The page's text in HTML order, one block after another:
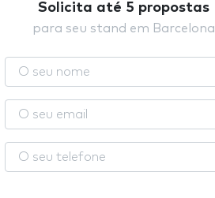
Solicita até 5 propostas
para seu stand em Barcelona